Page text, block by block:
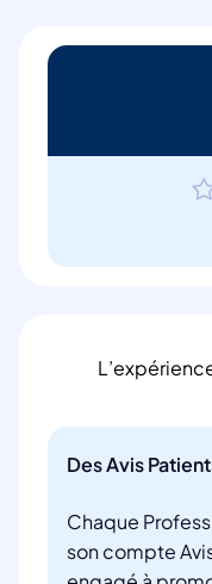
Des Avis
Chaque
son compte